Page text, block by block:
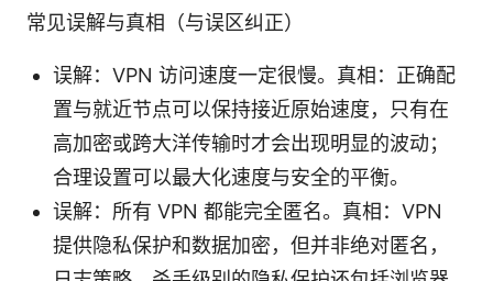
常见误解与真相（与误区纠正）
误解：VPN 访问速度一定很慢。真相：正确配
置与就近节点可以保持接近原始速度，只有在
高加密或跨大洋传输时才会出现明显的波动；
合理设置可以最大化速度与安全的平衡。
误解：所有 VPN 都能完全匿名。真相：VPN
提供隐私保护和数据加密，但并非绝对匿名，